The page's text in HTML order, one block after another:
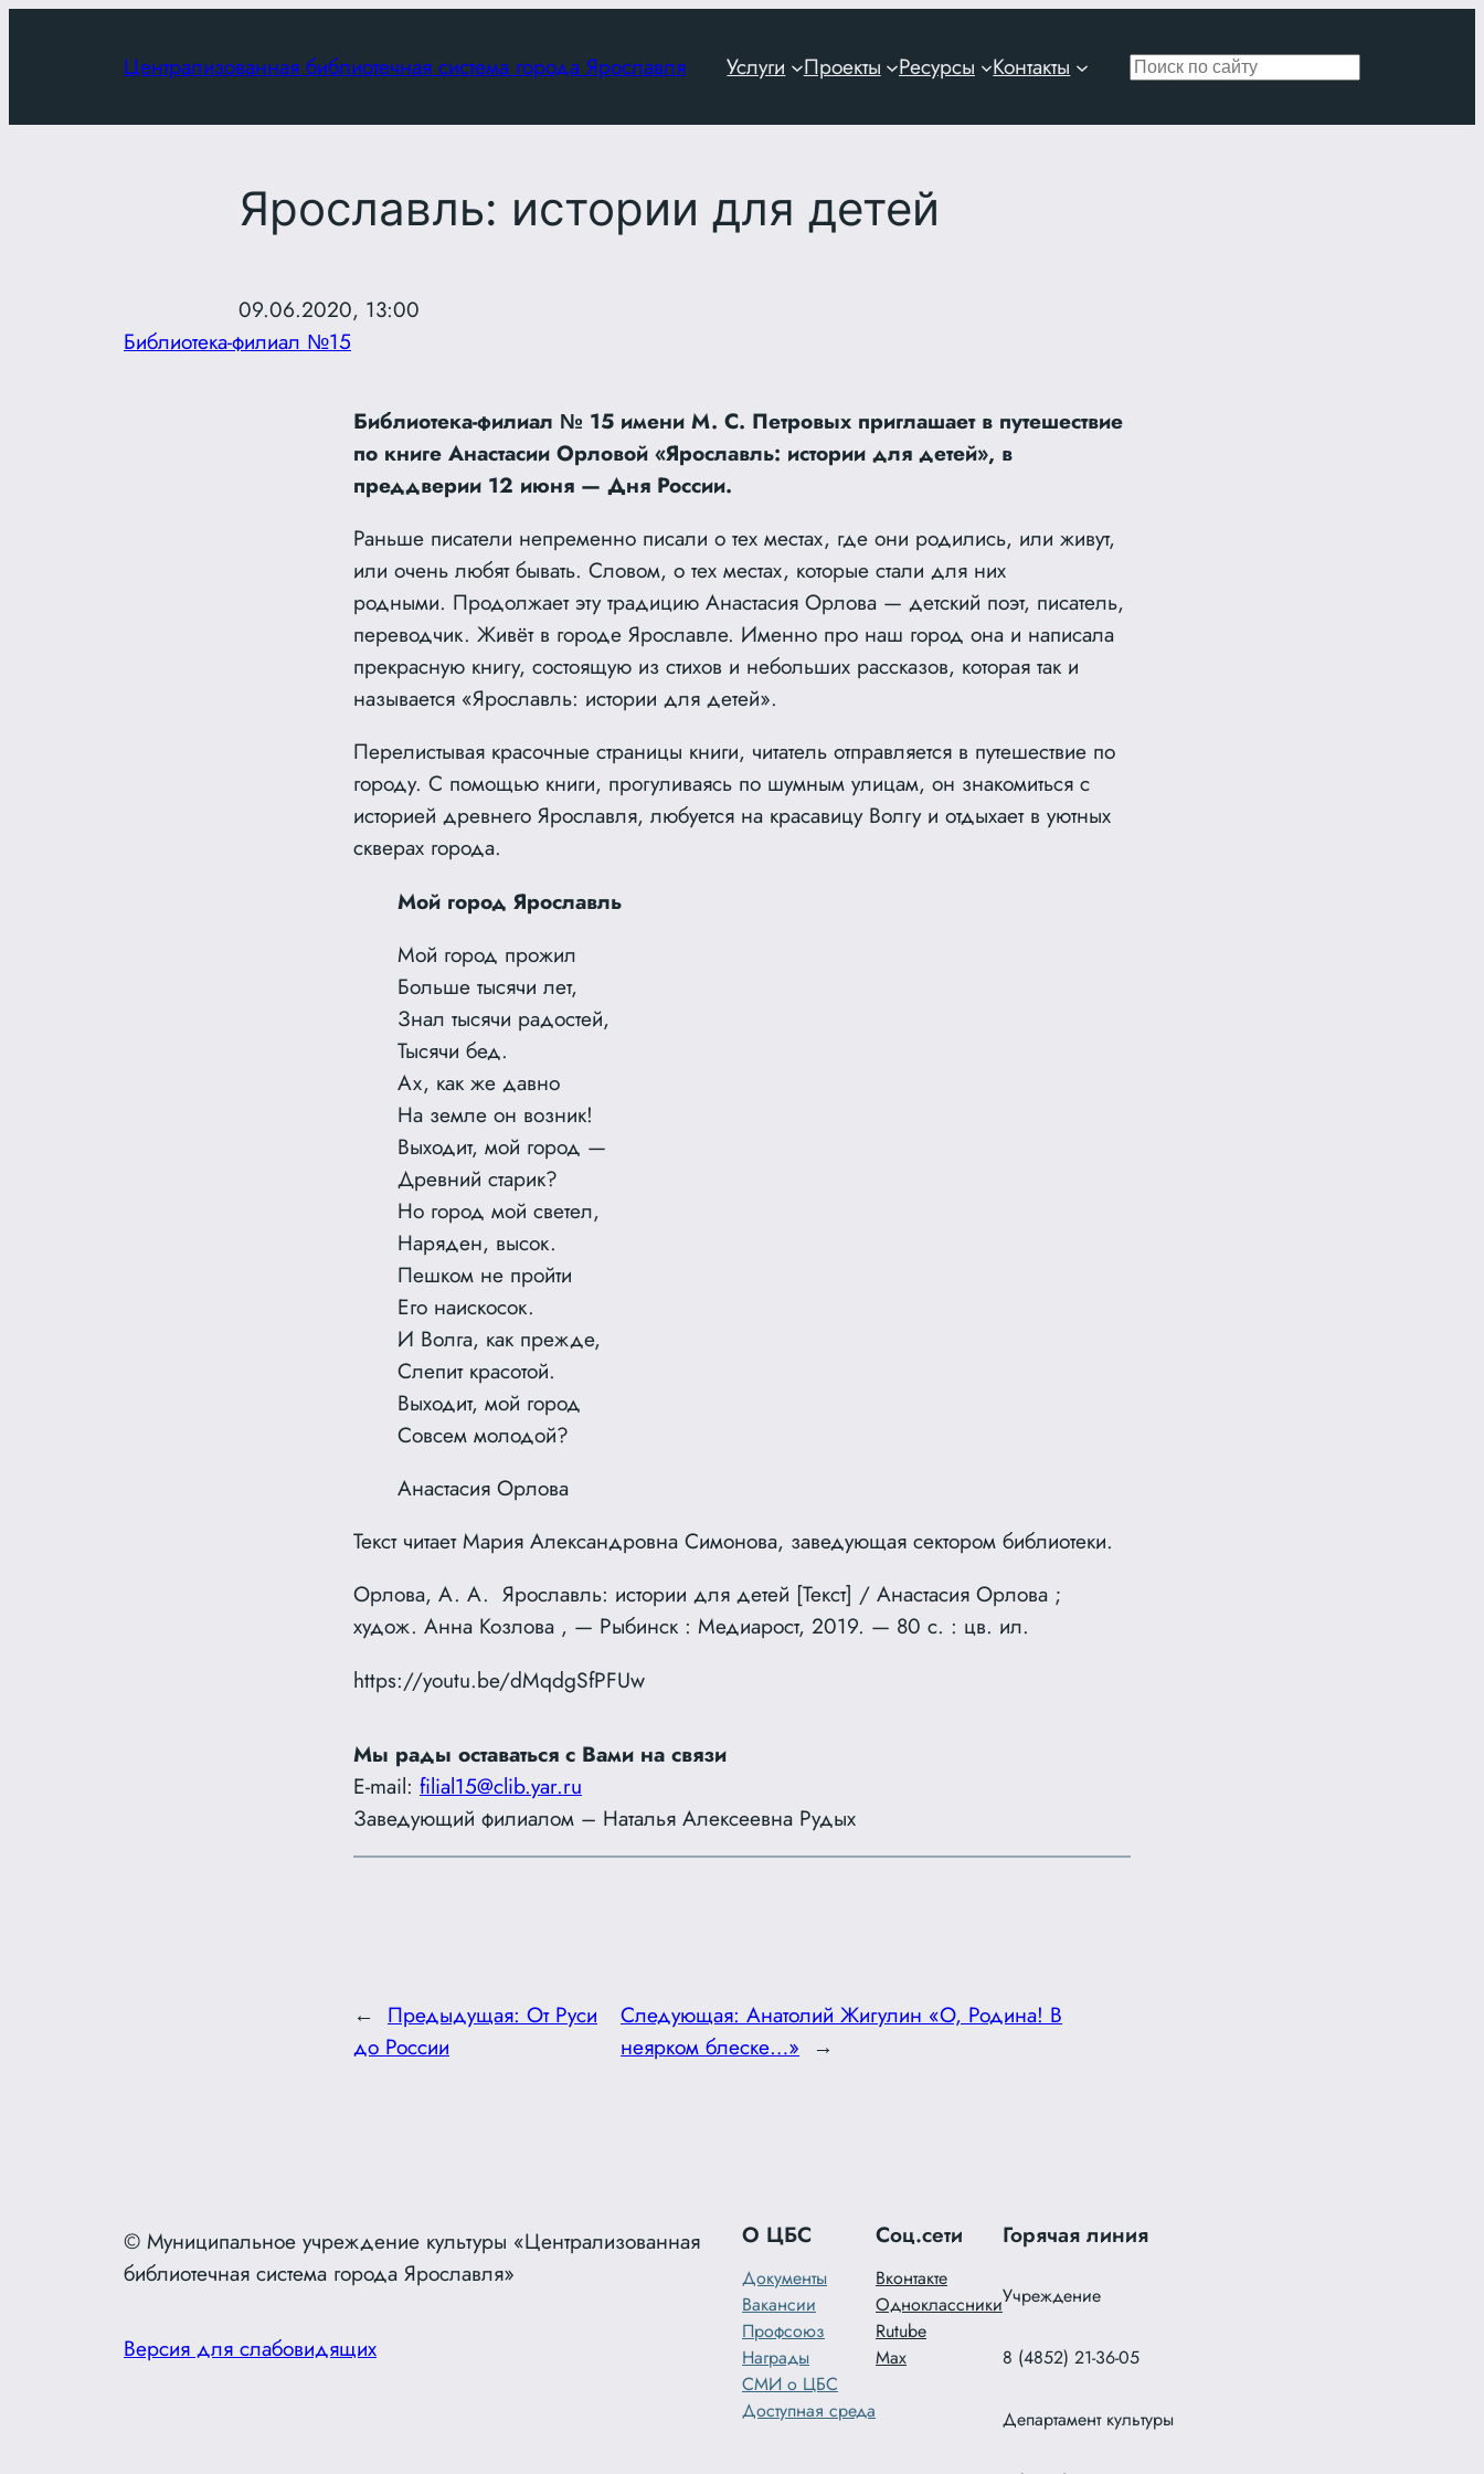
Централизованная библиотечная система города Ярославля Услуги Проекты Ресурсы Контакты Поиск
Ярославль: истории для детей
09.06.2020, 13:00
Библиотека-филиал №15
Библиотека-филиал № 15 имени М. С. Петровых приглашает в путешествие
по книге Анастасии Орловой «Ярославль: истории для детей», в
преддверии 12 июня — Дня России.
Раньше писатели непременно писали о тех местах, где они родились, или живут,
или очень любят бывать. Словом, о тех местах, которые стали для них
родными. Продолжает эту традицию Анастасия Орлова — детский поэт, писатель,
переводчик. Живёт в городе Ярославле. Именно про наш город она и написала
прекрасную книгу, состоящую из стихов и небольших рассказов, которая так и
называется «Ярославль: истории для детей».
Перелистывая красочные страницы книги, читатель отправляется в путешествие по
городу. С помощью книги, прогуливаясь по шумным улицам, он знакомиться с
историей древнего Ярославля, любуется на красавицу Волгу и отдыхает в уютных
скверах города.
Мой город Ярославль
Мой город прожил
Больше тысячи лет,
Знал тысячи радостей,
Тысячи бед.
Ах, как же давно
На земле он возник!
Выходит, мой город —
Древний старик?
Но город мой светел,
Наряден, высок.
Пешком не пройти
Его наискосок.
И Волга, как прежде,
Слепит красотой.
Выходит, мой город
Совсем молодой?
Анастасия Орлова
Текст читает Мария Александровна Симонова, заведующая сектором библиотеки.
Орлова, А. А. Ярославль: истории для детей [Текст] / Анастасия Орлова ;
худож. Анна Козлова , — Рыбинск : Медиарост, 2019. — 80 с. : цв. ил.
https://youtu.be/dMqdgSfPFUw
Мы рады оставаться с Вами на связи
E-mail: filial15@clib.yar.ru
Заведующий филиалом – Наталья Алексеевна Рудых
← Предыдущая: От Руси
до России
Следующая:Анатолий Жигулин «О, Родина! В
неярком блеске…» →
© Муниципальное учреждение культуры «Централизованная
библиотечная система города Ярославля»
Версия для слабовидящих
О ЦБС
Документы
Вакансии
Профсоюз
Награды
СМИ о ЦБС
Доступная среда
Соц.сети
Вконтакте
Одноклассники
Rutube
Max
Горячая линия
Учреждение
8 (4852) 21-36-05
Департамент культуры